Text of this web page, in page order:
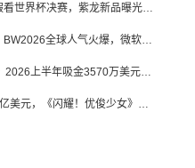
三七网易Avia放假看世界杯决赛，紫龙新品曝光，米哈游新作上线 | 陀螺周报
暑期档新作扎堆，BW2026全球人气火爆，微软XBOX大裁员|陀螺周报
《皮克敏 Bloom》2026上半年吸金3570万美元，中国台湾成最大市场
出海首年营收超1亿美元，《闪耀！优俊少女》美国市场占比达七成